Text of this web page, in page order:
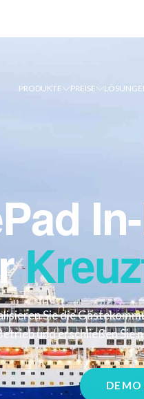
PRODUKTE PREISE
Sie die
und erschließen Sie
DEMO